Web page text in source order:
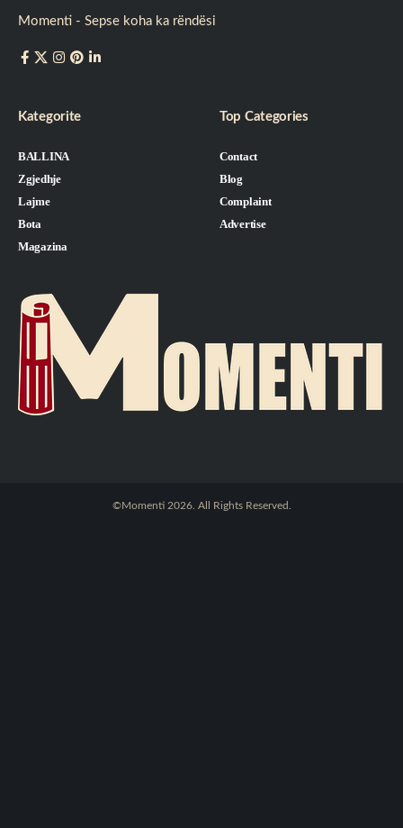
Momenti - Sepse koha ka rëndësi
Kategorite
BALLINA
Zgjedhje
Lajme
Bota
Magazina
Top Categories
Contact
Blog
Complaint
Advertise
©Momenti 2026. All Rights Reserved.